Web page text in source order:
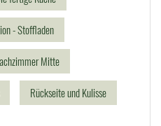
- Stoffladen
Mitte
Rückseite und Kulisse